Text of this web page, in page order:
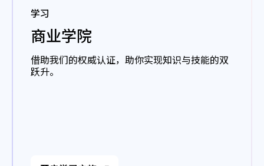
学习
商业学院
借助我们的权威认证，助你实现知识与技能的双
跃升。